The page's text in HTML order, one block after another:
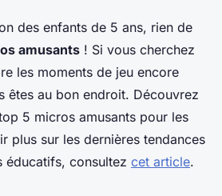
des enfants de 5 ans, rien de
amusants ! Si vous cherchez
les moments de jeu encore
êtes au bon endroit. Découvrez
5 micros amusants pour les
plus sur les dernières tendances
éducatifs, consultez cet article.